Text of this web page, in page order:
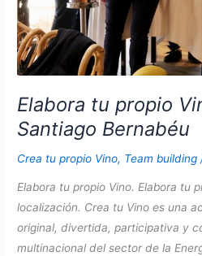
Elabora tu propio
Santiago Bernabéu
Crea tu propio Vino, Team building
Elabora tu propio Vino. Elabora tu
localización. Crea tu Vino es una
original, divertida, participativa y
multinacional del sector de la